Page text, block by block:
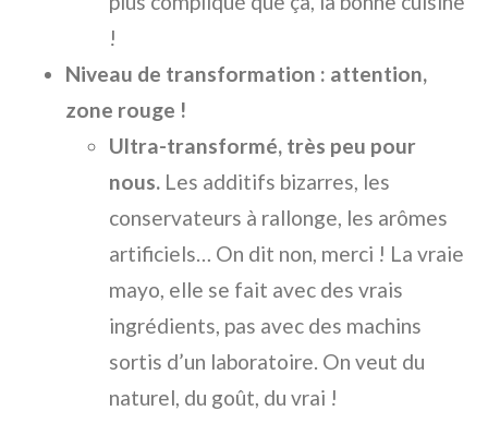
!
Niveau de transformation : attention,
zone rouge !
Ultra-transformé, très peu pour
nous. Les additifs bizarres, les
conservateurs à rallonge, les arômes
artificiels… On dit non, merci ! La vraie
mayo, elle se fait avec des vrais
ingrédients, pas avec des machins
sortis d’un laboratoire. On veut du
naturel, du goût, du vrai !